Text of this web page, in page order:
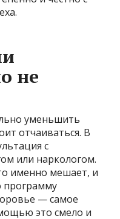
не
уменьшить
отчаиваться. В
с
или наркологом.
именно мешает, и
программу
— самое
это смело и